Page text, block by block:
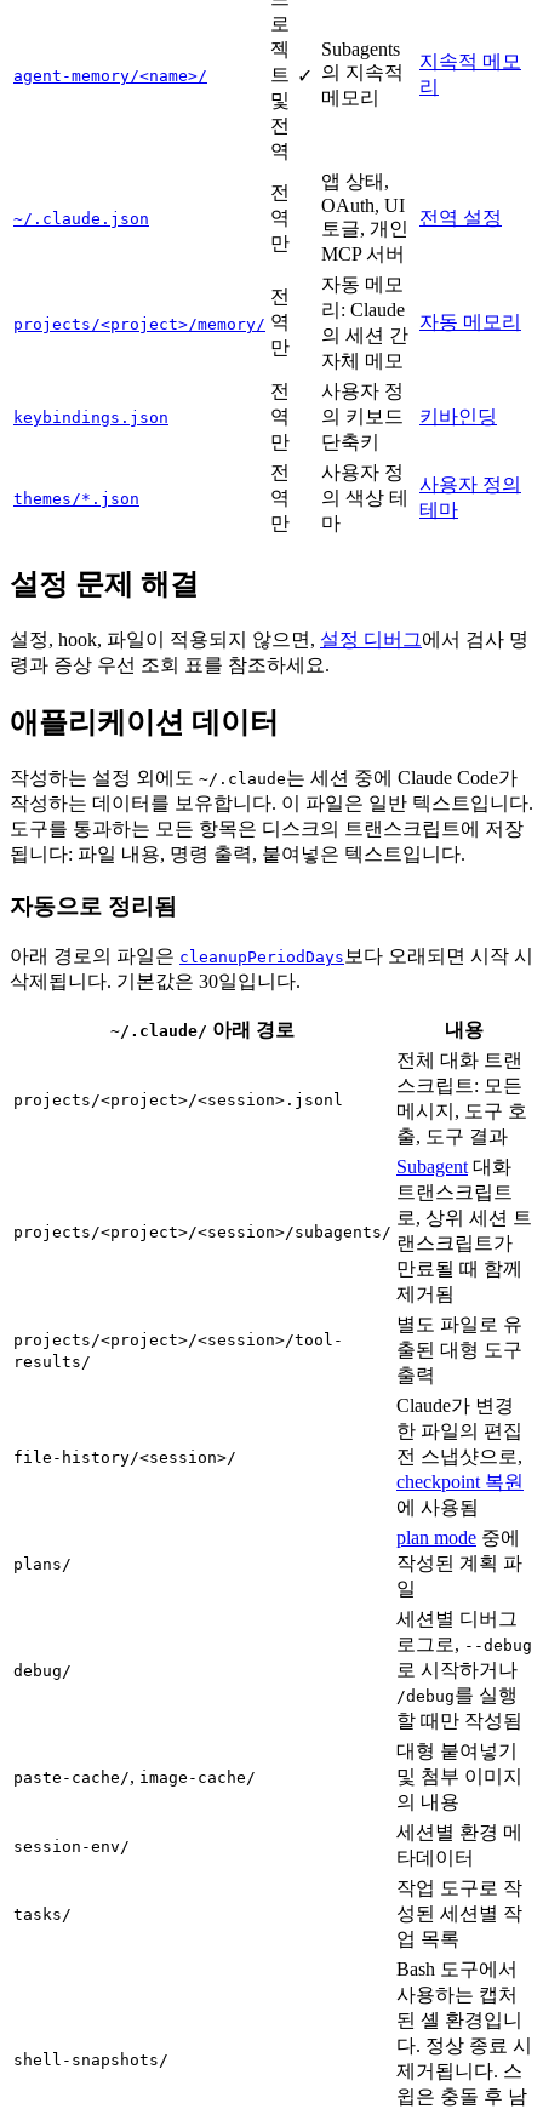
agent-memory/<name>/
로
젝
트
및
전
역
✓
Subagents
의 지속적
메모리
지속적 메모
리
~/.claude.json
전
역
만
앱 상태,
OAuth, UI
토글, 개인
MCP 서버
전역 설정
projects/<project>/memory/
전
역
만
자동 메모
리: Claude
의 세션 간
자체 메모
자동 메모리
keybindings.json
전
역
만
사용자 정
의 키보드
단축키
키바인딩
themes/*.json
전
역
만
사용자 정
의 색상 테
마
사용자 정의
테마
설정 문제 해결
설정, hook, 파일이 적용되지 않으면, 설정 디버그에서 검사 명
령과 증상 우선 조회 표를 참조하세요.
애플리케이션 데이터
작성하는 설정 외에도 ~/.claude는 세션 중에 Claude Code가
작성하는 데이터를 보유합니다. 이 파일은 일반 텍스트입니다.
도구를 통과하는 모든 항목은 디스크의 트랜스크립트에 저장
됩니다: 파일 내용, 명령 출력, 붙여넣은 텍스트입니다.
자동으로 정리됨
아래 경로의 파일은 cleanupPeriodDays보다 오래되면 시작 시
삭제됩니다. 기본값은 30일입니다.
~/.claude/ 아래 경로 내용
projects/<project>/<session>.jsonl
전체 대화 트랜
스크립트: 모든
메시지, 도구 호
출, 도구 결과
projects/<project>/<session>/subagents/
Subagent대화
트랜스크립트
로, 상위 세션 트
랜스크립트가
만료될 때 함께
제거됨
projects/<project>/<session>/tool-
results/
별도 파일로 유
출된 대형 도구
출력
file-history/<session>/
Claude가 변경
한 파일의 편집
전 스냅샷으로,
checkpoint 복원
에 사용됨
plans/
plan mode 중에
작성된 계획 파
일
debug/
세션별 디버그
로그로, --debug
로 시작하거나
/debug를 실행
할 때만 작성됨
paste-cache/, image-cache/
대형 붙여넣기
및 첨부 이미지
의 내용
session-env/
세션별 환경 메
타데이터
tasks/
작업 도구로 작
성된 세션별 작
업 목록
shell-snapshots/
Bash 도구에서
사용하는 캡처
된 셸 환경입니
다. 정상 종료 시
제거됩니다. 스
윕은 충돌 후 남